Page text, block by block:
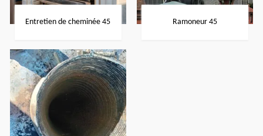
Entretien de cheminée 45 Ramoneur 45